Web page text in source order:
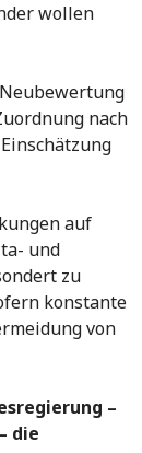
wollen
nach
auf
und
zu
konstante
von
–
die